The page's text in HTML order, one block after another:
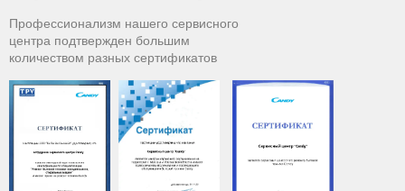
Профессионализм нашего сервисного
центра подтвержден большим
количеством разных сертификатов